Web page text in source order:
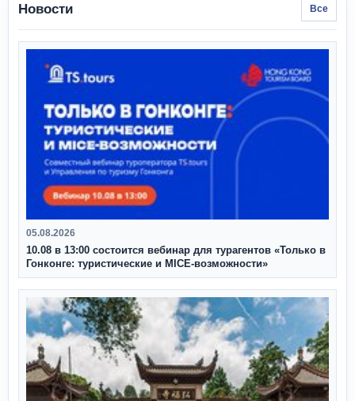
Новости Все
05.08.2026
10.08 в 13:00 состоится вебинар для турагентов «Только в
Гонконге: туристические и MICE-возможности»